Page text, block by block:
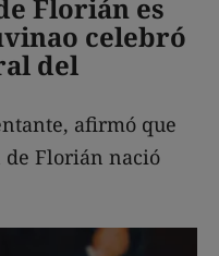
Florián es
celebró
del
afirmó que
de Florián nació